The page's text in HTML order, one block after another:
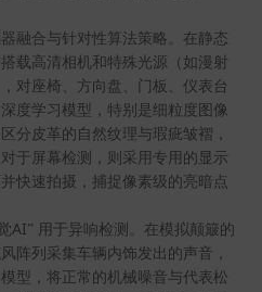
融合与针对性算法策略。在静态
载高清相机和特殊光源（如漫射
对座椅、方向盘、门板、仪表台
度学习模型，特别是细粒度图像
分皮革的自然纹理与瑕疵皱褶，
于屏幕检测，则采用专用的显示
快速拍摄，捕捉像素级的亮暗点
AI” 用于异响检测。在模拟颠簸的
阵列采集车辆内饰发出的声音，
型，将正常的机械噪音与代表松